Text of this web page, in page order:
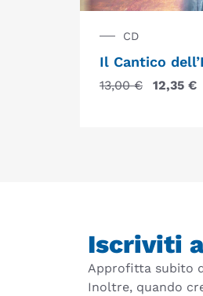
CD
Il Cantico
13,00€ 12,35 €
Iscriviti
Approfitta subito
Inoltre, quando